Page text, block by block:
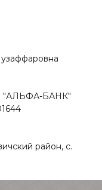
"АЛЬФА-БАНК"
район, с.